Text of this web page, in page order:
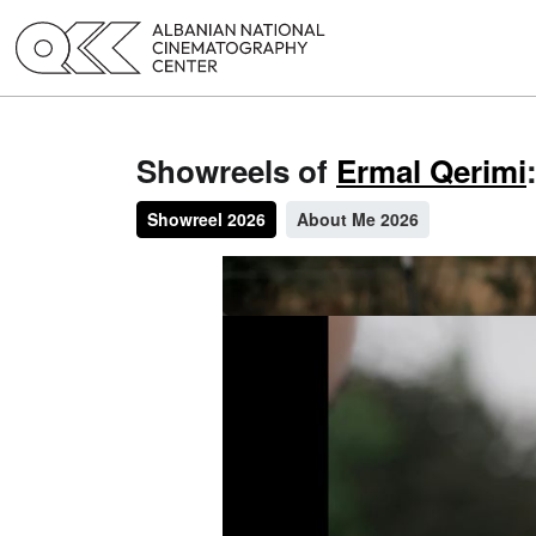
Showreels of Ermal Qerimi:
Showreel 2026 About Me 2026